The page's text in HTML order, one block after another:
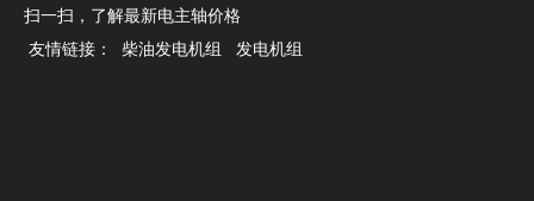
扫一扫，了解最新电主轴价格
友情链接：
柴油发电机组 发电机组